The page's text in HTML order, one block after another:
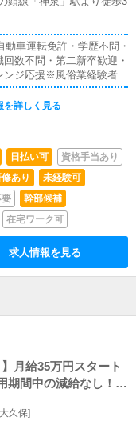
車運転免許・学歴不問・
数不問・第二新卒歓迎・
ンジ応援※風俗業経験者優
のある方は、尚優遇しま
を詳しく見る
日払い可
資格手当あり
あり
未経験可
要
幹部候補
在宅ワーク可
求人情報を見る
】月給35万円スタート
期間中の減給なし！新
ならBBW！
久保]